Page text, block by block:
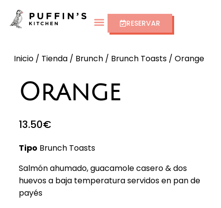
RESERVAR
Inicio / Tienda / Brunch / Brunch Toasts / Orange
Orange
13.50€
Tipo Brunch Toasts
Salmón ahumado, guacamole casero & dos
huevos a baja temperatura servidos en pan de
payés